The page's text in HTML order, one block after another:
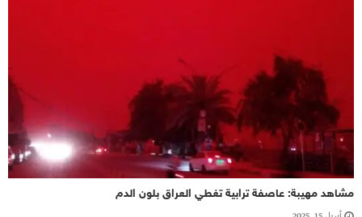
مشاهد مهيبة: عاصفة ترابية تغطي العراق بلون الدم